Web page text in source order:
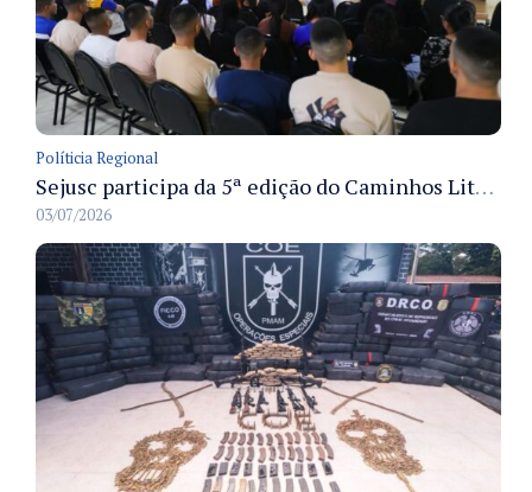
Políticia Regional
Sejusc participa da 5ª edição do Caminhos Literários com foco na cultura hip-hop nas unidades socioeducativas
03/07/2026